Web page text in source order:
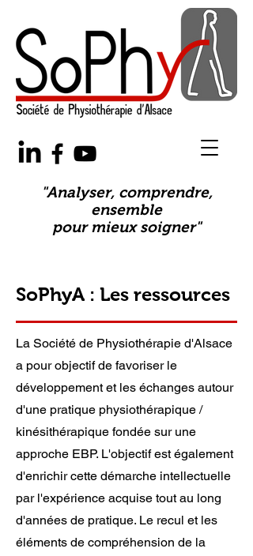
"Analyser, comprendre,
ensemble
pour mieux soigner"
SoPhyA : Les ressources
La Société de Physiothérapie d'Alsace
a pour objectif de favoriser le
développement et les échanges autour
d'une pratique physiothérapique /
kinésithérapique fondée sur une
approche EBP. L'objectif est également
d'enrichir cette démarche intellectuelle
par l'expérience acquise tout au long
d'années de pratique. Le recul et les
éléments de compréhension de la